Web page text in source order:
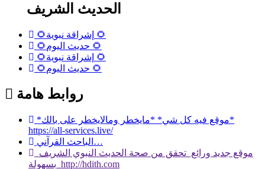
الحديث الشريف
🌻إشراقة نبوية 🌻
🌻حديث اليوم 🌻
🌻إشراقة نبوية 🌻
🌻حديث اليوم 🌻
روابط هامة
*موقع فيه كل شي* *مايخطر ومالايخطر على بالك*
https://all-services.live/
الباحث القرآني…
بسهولة http://hdith.com